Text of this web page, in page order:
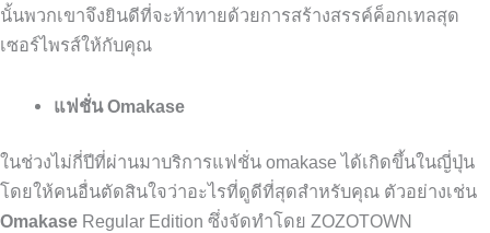
นั้นพวกเขาจึงยินดีที่จะท้าทายด้วยการสร้างสรรค์ค็อกเทลสุด
เซอร์ไพรส์ให้กับคุณ
แฟชั่น Omakase
ในช่วงไม่กี่ปีที่ผ่านมาบริการแฟชั่น omakase ได้เกิดขึ้นในญี่ปุ่น
โดยให้คนอื่นตัดสินใจว่าอะไรที่ดูดีที่สุดสำหรับคุณ ตัวอย่างเช่น
Omakase Regular Edition ซึ่งจัดทำโดย ZOZOTOWN